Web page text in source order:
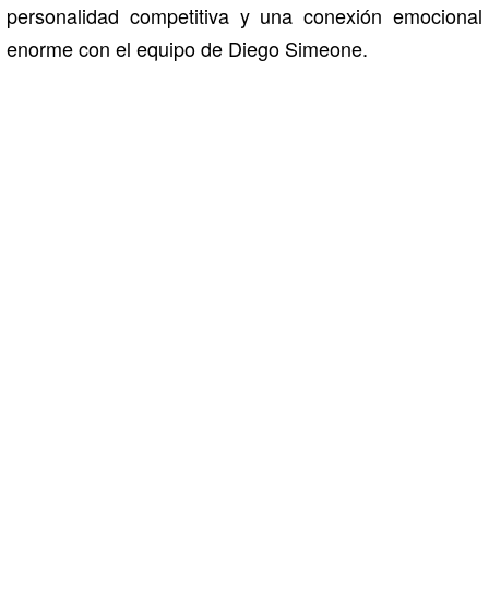
personalidad competitiva y una conexión emocional
enorme con el equipo de Diego Simeone.